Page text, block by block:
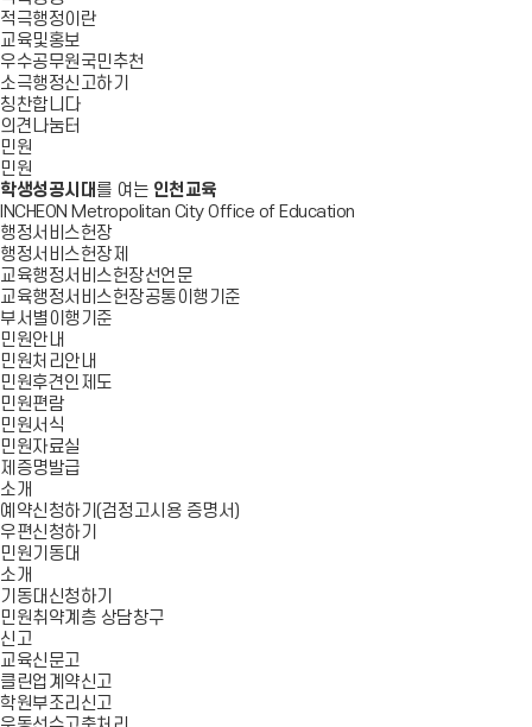
적극행정이란
교육및홍보
우수공무원국민추천
소극행정신고하기
칭찬합니다
의견나눔터
민원
민원
학생성공시대 를 여는 인천교육
INCHEON Metropolitan City Office of Education
행정서비스헌장
행정서비스헌장제
교육행정서비스헌장선언문
교육행정서비스헌장공통이행기준
부서별이행기준
민원안내
민원처리안내
민원후견인제도
민원편람
민원서식
민원자료실
제증명발급
소개
예약신청하기(검정고시용 증명서)
우편신청하기
민원기동대
소개
기동대신청하기
민원취약계층 상담창구
신고
교육신문고
클린업계약신고
학원부조리신고